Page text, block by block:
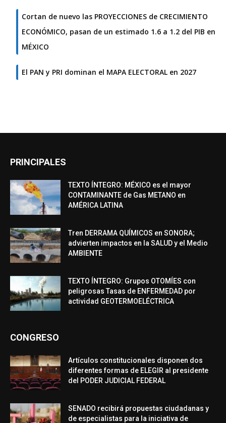
Cortan de nuevo las PROYECCIONES de CRECIMIENTO
ECONÓMICO, pasan de un estimado 1.6 a 1.2 del PIB en
MÉXICO
El PAN y PRI dominan el MAPA ELECTORAL en 2027
PRINCIPALES
TEXTO ÍNTEGRO: MÉXICO es el mayor
CONTAMINANTE de Gas METANO en
AMÉRICA LATINA
Tren DERRAMA QUÍMICOS en SONORA;
advierten impactos en la SALUD y el Medio
AMBIENTE
TEXTO ÍNTEGRO: Grupos OTOMÍES con
peligrosas Tasas de ENFERMEDAD por
actividad GEOTERMOELÉCTRICA
CONGRESO
Artículos constitucionales disponen dos
diferentes formas de ELEGIR al presidente
del PODER JUDICIAL FEDERAL
SENADO recibirá propuestas ciudadanas y
de especialistas para la iniciativa de